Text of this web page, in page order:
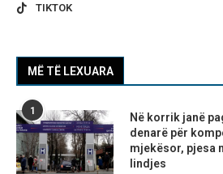
TIKTOK
MË TË LEXUARA
1
Në korrik janë
denarë për
mjekësor, pjesa
lindjes